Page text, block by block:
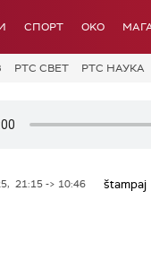
СПОРТ OKO
РТС СВЕТ РТС НАУКА
21:15 -> 10:46 štampaj